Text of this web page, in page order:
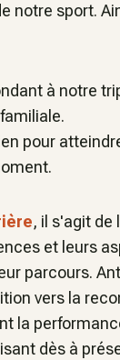
notre sport.
à notre
pour
à
, il s'agit de
et leurs
parcours.
vers la
la
dès à